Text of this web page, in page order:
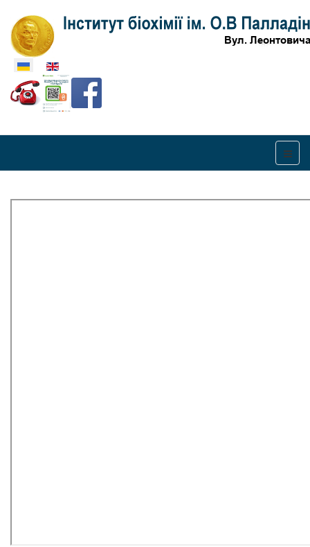
Оберіть свою мову